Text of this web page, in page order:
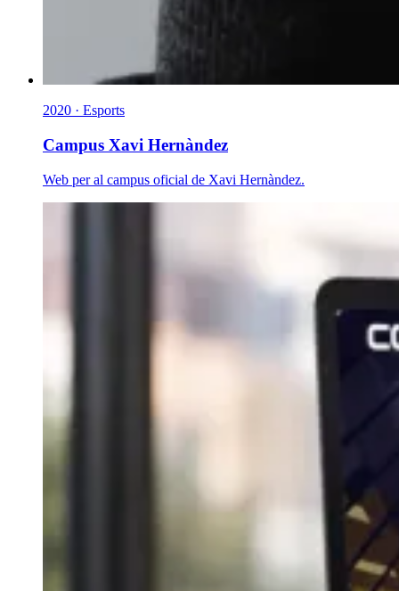
2020 · Esports
Campus Xavi Hernàndez
Web per al campus oficial de Xavi Hernàndez.